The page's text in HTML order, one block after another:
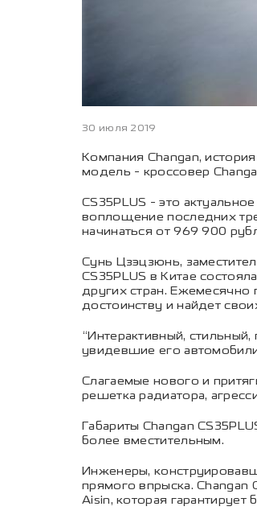
30 июля 2019
Компания Changan,
модель - кроссовер
CS35PLUS - это
воплощение последних
начинаться от 969 900
Сунь Цзэцзюнь,
CS35PLUS в Китае
других стран. Ежемесячно
достоинству и найдет
“Интерактивный,
увидевшие его
Слагаемые нового и
решетка радиатора,
Габариты Changan
более вместительным.
Инженеры,
прямого впрыска. Changan
Aisin, которая